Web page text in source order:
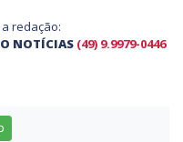
redação:
NOTÍCIAS (49) 9.9979-0446